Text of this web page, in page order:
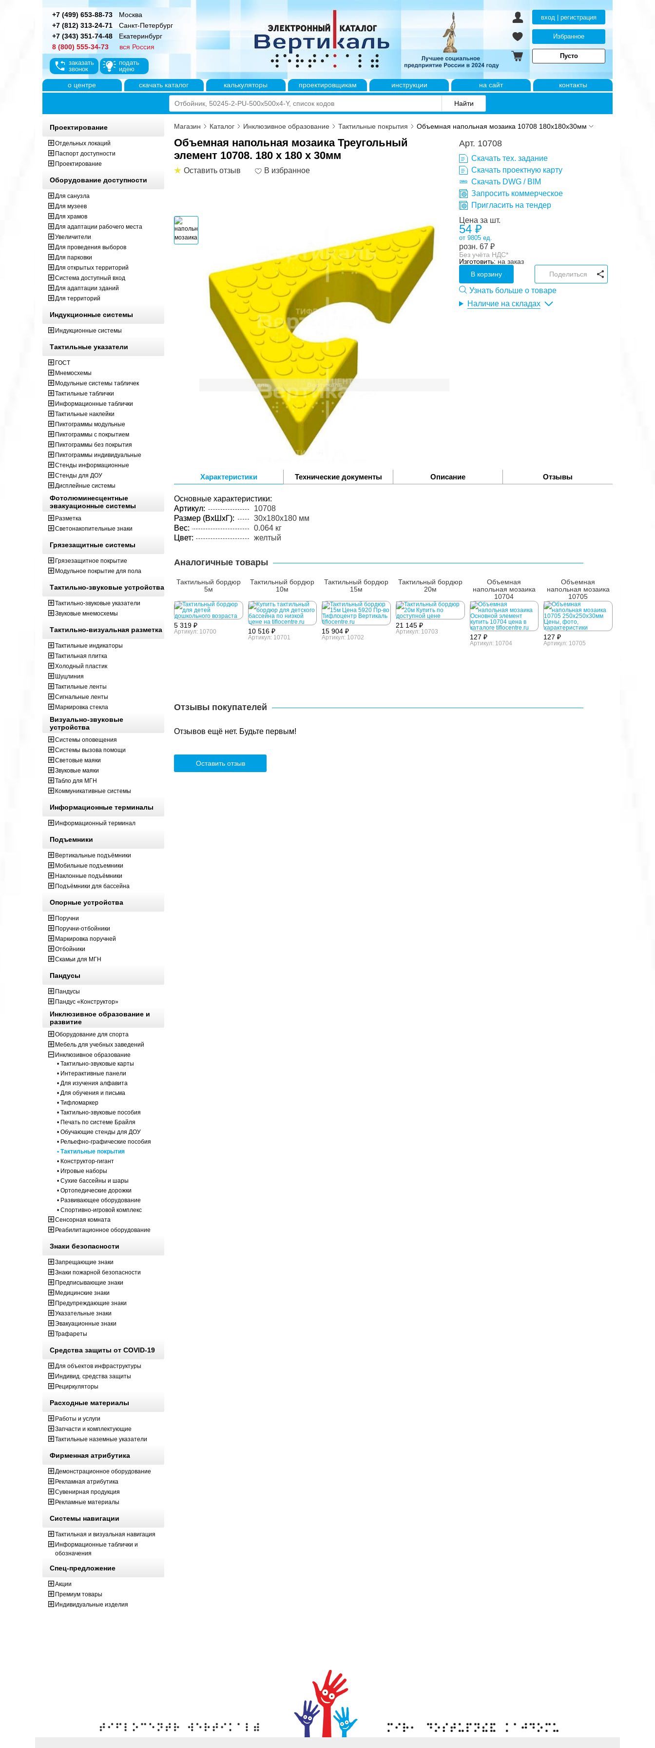
+7 (499) 653-88-73
Москва
+7 (812) 313-24-71
Санкт-Петербург
+7 (343) 351-74-48
Екатеринбург
8 (800) 555-34-73
вся Россия
заказать
звонок
подать
идею
вход | регистрация
Избранное
Пусто
о центре скачать каталог калькуляторы проектировщикам инструкции на сайт контакты
Магазин Каталог Инклюзивное образование Тактильные покрытия Объемная напольная мозаика 10708 180x180х30мм
Объемная напольная мозаика Треугольный
элемент 10708. 180 x 180 x 30мм
Оставить отзыв
Арт. 10708
Скачать тех. задание
Скачать проектную карту
Скачать DWG / BIM
Запросить коммерческое
Пригласить на тендер
Цена за шт.
54 ₽
от 9805 ед.
розн. 67 ₽
Без учёта НДС*
Изготовить: на заказ
В корзину
Поделиться
Узнать больше о товаре
Наличие на складах
Характеристики Технические документы Описание Отзывы
Основные характеристики:
Артикул:
10708
Размер (ВxШxГ):
30x180x180 мм
Вес:
0.064 кг
Цвет:
желтый
Аналогичные товары
Тактильный бордюр
5м
5 319 ₽
Артикул: 10700
Тактильный бордюр
10м
10 516 ₽
Артикул: 10701
Тактильный бордюр
15м
15 904 ₽
Артикул: 10702
Тактильный бордюр
20м
21 145 ₽
Артикул: 10703
Объемная
напольная мозаика
10704
250x250x30мм
127 ₽
Артикул: 10704
Объемная
напольная мозаика
10705
250x250x30мм
127 ₽
Артикул: 10705
Отзывы покупателей
Отзывов ещё нет. Будьте первым!
Оставить отзыв
Проектирование
Отдельных локаций
Паспорт доступности
Проектирование
Оборудование доступности
Для санузла
Для музеев
Для храмов
Для адаптации рабочего места
Увеличители
Для проведения выборов
Для парковки
Для открытых территорий
Система доступный вход
Для адаптации зданий
Для территорий
Индукционные системы
Индукционные системы
Тактильные указатели
ГОСТ
Мнемосхемы
Модульные системы табличек
Тактильные таблички
Информационные таблички
Тактильные наклейки
Пиктограммы модульные
Пиктограммы с покрытием
Пиктограммы без покрытия
Пиктограммы индивидуальные
Стенды информационные
Стенды для ДОУ
Дисплейные системы
Фотолюминесцентные
эвакуационные системы
Разметка
Светонакопительные знаки
Грязезащитные системы
Грязезащитное покрытие
Модульное покрытие для пола
Тактильно-звуковые устройства
Тактильно-звуковые указатели
Звуковые мнемосхемы
Тактильно-визуальная разметка
Тактильные индикаторы
Тактильная плитка
Холодный пластик
Шуцлиния
Тактильные ленты
Сигнальные ленты
Маркировка стекла
Визуально-звуковые
устройства
Системы оповещения
Системы вызова помощи
Световые маяки
Звуковые маяки
Табло для МГН
Коммуникативные системы
Информационные терминалы
Информационный терминал
Подъемники
Вертикальные подъёмники
Мобильные подъемники
Наклонные подъёмники
Подъёмники для бассейна
Опорные устройства
Поручни
Поручни-отбойники
Маркировка поручней
Отбойники
Скамьи для МГН
Пандусы
Пандусы
Пандус «Конструктор»
Инклюзивное образование и
развитие
Оборудование для спорта
Мебель для учебных заведений
Инклюзивное образование
• Тактильно-звуковые карты
• Интерактивные панели
• Для изучения алфавита
• Для обучения и письма
• Тифломаркер
• Тактильно-звуковые пособия
• Печать по системе Брайля
• Обучающие стенды для ДОУ
• Рельефно-графические пособия
• Тактильные покрытия
• Конструктор-гигант
• Игровые наборы
• Сухие бассейны и шары
• Ортопедические дорожки
• Развивающее оборудование
• Спортивно-игровой комплекс
Сенсорная комната
Реабилитационное оборудование
Знаки безопасности
Запрещающие знаки
Знаки пожарной безопасности
Предписывающие знаки
Медицинские знаки
Предупреждающие знаки
Указательные знаки
Эвакуационные знаки
Трафареты
Средства защиты от COVID-19
Для объектов инфраструктуры
Индивид. средства защиты
Рециркуляторы
Расходные материалы
Работы и услуги
Запчасти и комплектующие
Тактильные наземные указатели
Фирменная атрибутика
Демонстрационное оборудование
Рекламная атрибутика
Сувенирная продукция
Рекламные материалы
Системы навигации
Тактильная и визуальная навигация
Информационные таблички и
обозначения
Спец-предложение
Акции
Премиум товары
Индивидуальные изделия